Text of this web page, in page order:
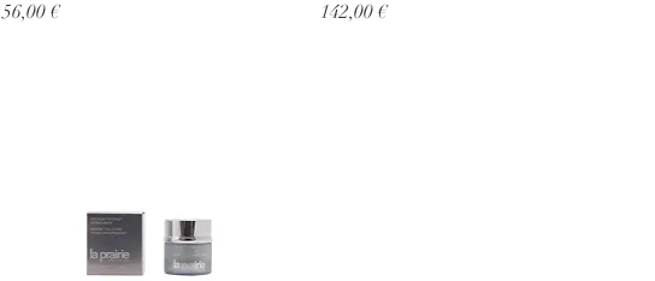
Prezzo
56,00 €
Prezzo
142,00 €